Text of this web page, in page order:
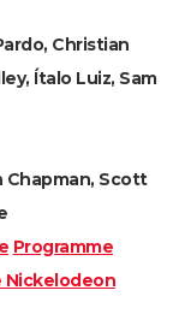
Christian
Ítalo Luiz, Sam
Chapman, Scott
Programme
Nickelodeon